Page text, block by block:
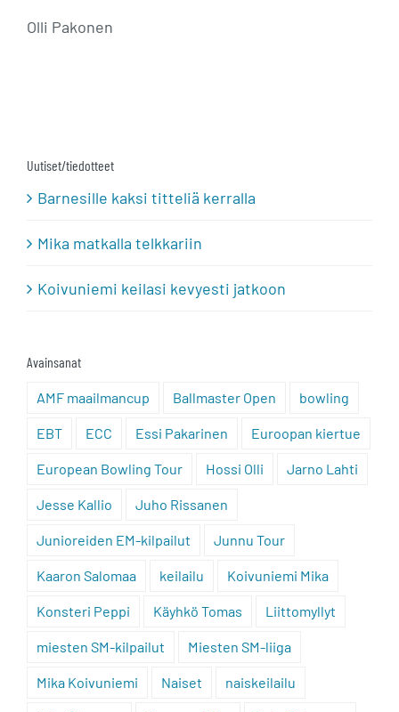
Olli Pakonen
Uutiset/tiedotteet
Barnesille kaksi titteliä kerralla
Mika matkalla telkkariin
Koivuniemi keilasi kevyesti jatkoon
Avainsanat
AMF maailmancup Ballmaster Open bowling
EBT ECC Essi Pakarinen Euroopan kiertue
European Bowling Tour Hossi Olli Jarno Lahti
Jesse Kallio Juho Rissanen
Junioreiden EM-kilpailut Junnu Tour
Kaaron Salomaa keilailu Koivuniemi Mika
Konsteri Peppi Käyhkö Tomas Liittomyllyt
miesten SM-kilpailut Miesten SM-liiga
Mika Koivuniemi Naiset naiskeilailu